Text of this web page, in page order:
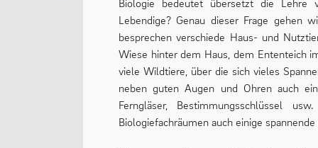
Biologie bedeutet übersetzt die Lehre
Lebendige? Genau dieser Frage gehen
besprechen verschiede Haus- und
Wiese hinter dem Haus, dem Ententeich
viele Wildtiere, über die sich vieles
neben guten Augen und Ohren auch
Ferngläser, Bestimmungsschlüssel
Biologiefachräumen auch einige